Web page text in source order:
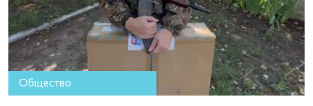
Общество